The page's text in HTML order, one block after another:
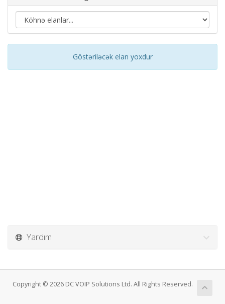
Göstəriləcək elan yoxdur
Yardım
Copyright © 2026 DC VOIP Solutions Ltd. All Rights Reserved.